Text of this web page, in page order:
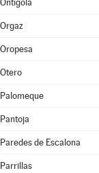
Ontígola
Orgaz
Oropesa
Otero
Palomeque
Pantoja
Paredes de Escalona
Parrillas